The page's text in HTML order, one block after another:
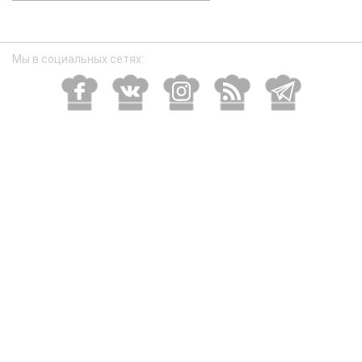
Мы в социальных сетях: